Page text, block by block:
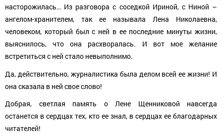
насторожилась… Из разговора с соседкой Ириной, с Ниной –
ангелом-хранителем, так ее называла Лена Николаевна,
человеком, который был с ней в ее последние минуты жизни,
выяснилось, что она расхворалась. И вот мое желание
встретиться с ней стало невыполнимо.
Да, действительно, журналистика была делом всей ее жизни! И
она сказала в ней свое слово!
Добрая, светлая память о Лене Щенниковой навсегда
останется в сердцах тех, кто ее знал, в сердцах ее благодарных
читателей!